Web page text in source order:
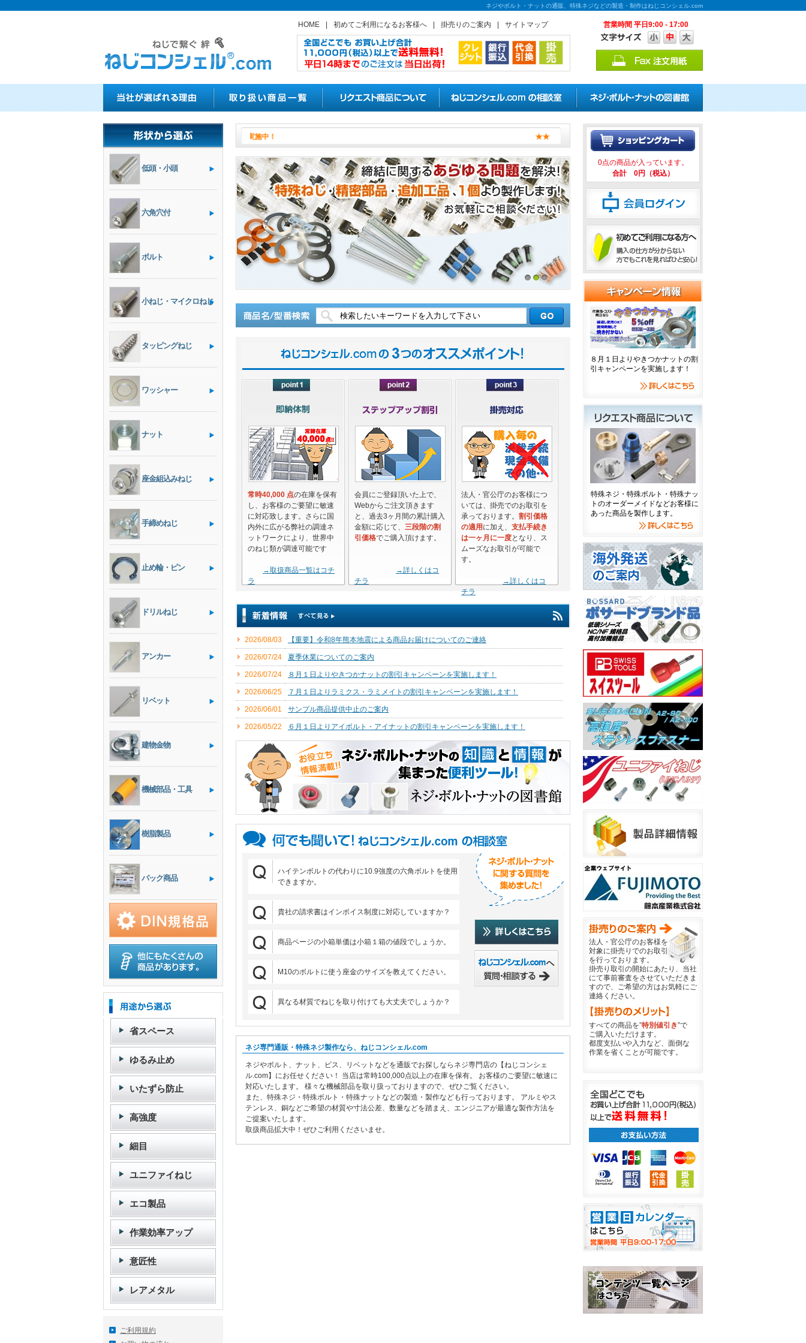
ネジやボルト・ナットの通販、特殊ネジなどの製造・制作はねじコンシェル.com
HOME 初めてご利用になるお客様へ 掛売りのご案内 サイトマップ 営業時間 平日9:00 - 17:00
低頭・小頭
六角穴付
ボルト
小ねじ・マイクロねじ
タッピングねじ
ワッシャー
ナット
座金組込みねじ
手締めねじ
止め輪・ピン
ドリルねじ
アンカー
リベット
建物金物
機械部品・工具
樹脂製品
パック商品
省スペース
ゆるみ止め
いたずら防止
高強度
細目
ユニファイねじ
エコ製品
作業効率アップ
意匠性
レアメタル
ご利用規約
８月１日よりやきつかナットの割引キャンペーンを実施中！ ★★ ねじコンシェル.comは
1 2 3
常時40,000 点の在庫を保有
し、お客様のご要望に敏速
に対応致します。さらに国
内外に広がる弊社の調達ネ
ットワークにより、世界中
のねじ類が調達可能です
→取扱商品一覧はコチ
ラ
会員にご登録頂いた上で、
Webからご注文頂きます
と、過去3ヶ月間の累計購入
金額に応じて、 三段階の割
引価格でご購入頂けます。
→詳しくはコ
チラ
法人・官公庁のお客様につ
いては、掛売でのお取引を
承っております。 割引価格
の適用 に加え、 支払手続き
は一ヶ月に一度となり、ス
ムーズなお取引が可能で
す。
→詳しくはコ
チラ
2026/08/03 【重要】令和8年熊本地震による商品お届けについてのご連絡
2026/07/24 夏季休業についてのご案内
2026/07/24 ８月１日よりやきつかナットの割引キャンペーンを実施します！
2026/06/25 ７月１日よりラミクス・ラミメイトの割引キャンペーンを実施します！
2026/06/01 サンプル商品提供中止のご案内
2026/05/22 ６月１日よりアイボルト・アイナットの割引キャンペーンを実施します！
2026/04/24 ５月１日より鬼目ナットシリーズの割引キャンペーンを実施します！
2026/04/24 【重要】中東情勢の影響による商品供給について
2026/04/01 【重要】運営会社名変更のお知らせ（5月1日付）
2026/03/25 ４月１日よりアジャストボルトの割引キャンペーンを実施します！
2026/02/20 ３月１日より高強度ステンレスシリーズの割引キャンペーンを実施します！
2023/12/05
2023/07/03 スイスツール製六角レンチ 取り扱い中です！
2023/06/01 マイスターフィニッシュの取り扱いを開始しました
2023/04/12 丸ダイスの取扱を開始しました！
2023/04/01
2022/10/06 ★【重要】運営会社移管によるお振込み先口座変更のご案内
2022/09/02
2022/06/24 丸ワッシャー JIS(2008) 並形 部品等級A 300HVを追加しました！
2020/09/08 【重要】クロメートめっき商品について
2019/04/09 (+)薄平木ねじ ２条ねじの取扱いを始めました。
ハイテンボルトの代わりに10.9強度の六角ボルトを使用
できますか。
貴社の請求書はインボイス制度に対応していますか？
商品ページの小箱単価は小箱１箱の値段でしょうか。
M10のボルトに使う座金のサイズを教えてください。
異なる材質でねじを取り付けても大丈夫でしょうか？
ネジ専門通販・特殊ネジ製作なら、ねじコンシェル.com
ネジやボルト、ナット、 ビス、 リベット などを通販でお探しなら ネジ専門 店の【ねじコンシェ
ル.com】にお任せください！ 当店は常時100,000点以上の在庫を保有。 お客様のご要望に敏速に
対応いたします。 様々な機械部品を取り扱っておりますので、ぜひご覧ください。
また、 特殊ネジ ・特殊ボルト・特殊ナットなどの製造・製作なども行っております。 アルミやス
テンレス、銅などご希望の材質や寸法公差、数量などを踏まえ、エンジニアが最適な製作方法を
ご提案いたします。
取扱商品拡大中！ぜひご利用くださいませ。
0点の商品が入っています。
合計 0円（税込）
８月１日よりやきつかナットの割
引キャンペーンを実施します！
特殊ネジ・特殊ボルト・特殊ナッ
トのオーダーメイドなどお客様に
あった商品を製作します。
法人・官公庁のお客様を
対象に掛売りでのお取引
を行っております。
掛売り取引の開始にあたり、当社
にて事前審査をさせていただきま
すので、ご希望の方はお気軽にご
連絡ください。
すべての商品を”特別値引き”で
ご購入いただけます。
都度支払いや入力など、面倒な
作業を省くことが可能です。